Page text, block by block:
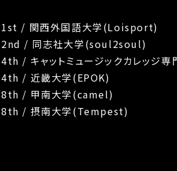
1st / 関西外国語大学(Loisport)
2nd / 同志社大学(soul2soul)
4th / キャットミュージックカレッ
4th / 近畿大学(EPOK)
8th / 甲南大学(camel)
8th / 摂南大学(Tempest)